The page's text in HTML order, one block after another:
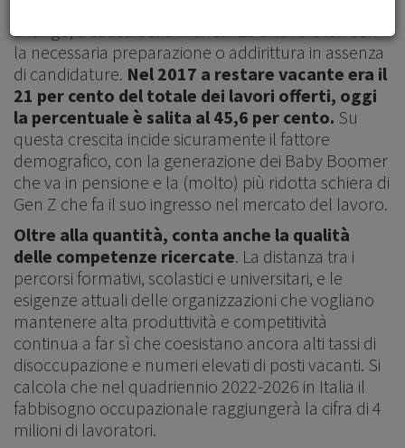
a lungo, a causa della mancanza di lavoratori con
la necessaria preparazione o addirittura in assenza
di candidature. Nel 2017 a restare vacante era il
21 per cento del totale dei lavori offerti, oggi
la percentuale è salita al 45,6 per cento. Su
questa crescita incide sicuramente il fattore
demografico, con la generazione dei Baby Boomer
che va in pensione e la (molto) più ridotta schiera di
Gen Z che fa il suo ingresso nel mercato del lavoro.
Oltre alla quantità, conta anche la qualità
delle competenze ricercate. La distanza tra i
percorsi formativi, scolastici e universitari, e le
esigenze attuali delle organizzazioni che vogliano
mantenere alta produttività e competitività
continua a far sì che coesistano ancora alti tassi di
disoccupazione e numeri elevati di posti vacanti. Si
calcola che nel quadriennio 2022-2026 in Italia il
fabbisogno occupazionale raggiungerà la cifra di 4
milioni di lavoratori.